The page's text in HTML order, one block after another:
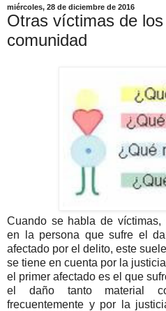
miércoles, 28 de diciembre de 2016
Otras víctimas de
comunidad
Cuando se habla de víctimas,
en la persona que sufre el
afectado por el delito, este
se tiene en cuenta por la
el primer afectado es el que
el daño tanto material
frecuentemente y por la